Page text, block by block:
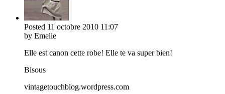
Posted 11 octobre 2010 11:07
by Emelie
Elle est canon cette robe! Elle te va super bien!
Bisous
vintagetouchblog.wordpress.com